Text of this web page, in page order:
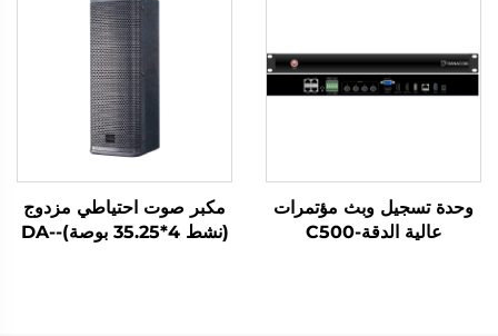
وحدة تسجيل وبث مؤتمرات
عالية الدقة-C500
مكبر صوت احتياطي مزدوج
(نشط 4*35.25 بوصة)-DA-